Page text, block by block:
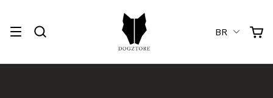
BR